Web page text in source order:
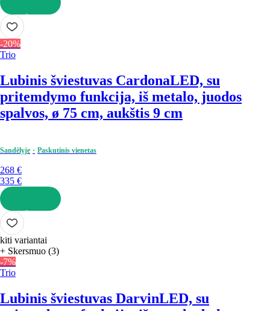
Į KREPŠELĮ
-20%
Trio
Lubinis šviestuvas CardonaLED, su
pritemdymo funkcija, iš metalo, juodos
spalvos, ø 75 cm, aukštis 9 cm
Sandėlyje Paskutinis vienetas
268 €
335 €
Į KREPŠELĮ
kiti variantai
+ Skersmuo (3)
-7%
Trio
Lubinis šviestuvas DarvinLED, su